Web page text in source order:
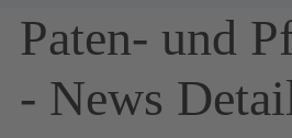
Paten- und
- News